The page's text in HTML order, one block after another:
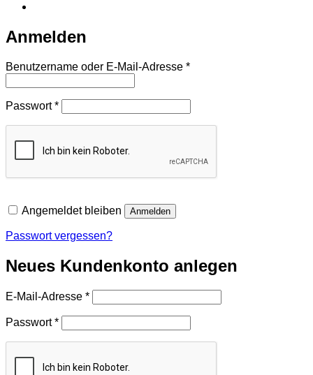
Anmelden
Benutzername oder E-Mail-Adresse *Erforderlich
Passwort*Erforderlich
Angemeldet bleiben Anmelden
Passwort vergessen?
Neues Kundenkonto anlegen
E-Mail-Adresse *Erforderlich
Passwort*Erforderlich